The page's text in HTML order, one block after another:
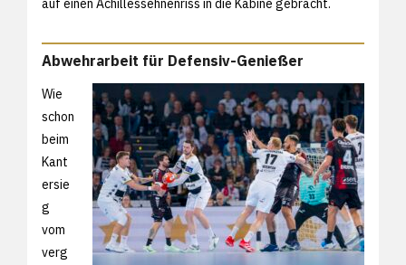
auf einen Achillessehnenriss in die Kabine gebracht.
Abwehrarbeit für Defensiv-Genießer
Wie
schon
beim
Kant
ersie
g
vom
verg